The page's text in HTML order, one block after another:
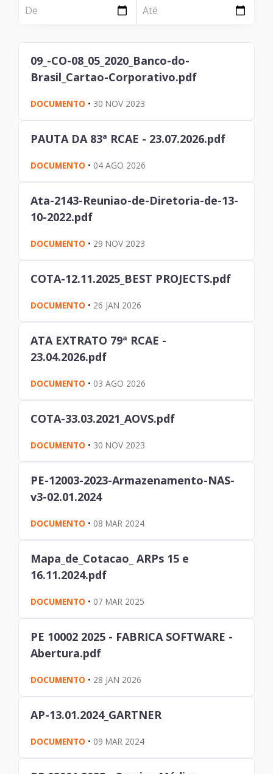
Página
Notícia
NOTÍCIA
Tecnologia
Gestão de Tecnologia
PÁGINA
Case
Reconhecimento
09_-CO-08_05_2020_Banco-do-
Brasil_Cartao-Corporativo.pdf
DOCUMENTO • 30 NOV 2023
PAUTA DA 83ª RCAE - 23.07.2026.pdf
DOCUMENTO • 04 AGO 2026
Ata-2143-Reuniao-de-Diretoria-de-13-
10-2022.pdf
DOCUMENTO • 29 NOV 2023
COTA-12.11.2025_BEST PROJECTS.pdf
DOCUMENTO • 26 JAN 2026
ATA EXTRATO 79ª RCAE -
23.04.2026.pdf
DOCUMENTO • 03 AGO 2026
COTA-33.03.2021_AOVS.pdf
DOCUMENTO • 30 NOV 2023
PE-12003-2023-Armazenamento-NAS-
v3-02.01.2024
DOCUMENTO • 08 MAR 2024
Mapa_de_Cotacao_ ARPs 15 e
16.11.2024.pdf
DOCUMENTO • 07 MAR 2025
PE 10002 2025 - FABRICA SOFTWARE -
Abertura.pdf
DOCUMENTO • 28 JAN 2026
AP-13.01.2024_GARTNER
DOCUMENTO • 09 MAR 2024